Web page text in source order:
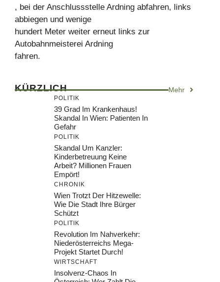
, bei der Anschlussstelle Ardning abfahren, links
abbiegen und wenige
hundert Meter weiter erneut links zur
Autobahnmeisterei Ardning
fahren.
KÜRZLICH Mehr
POLITIK
39 Grad Im Krankenhaus!
Skandal In Wien: Patienten In
Gefahr
POLITIK
Skandal Um Kanzler:
Kinderbetreuung Keine
Arbeit? Millionen Frauen
Empört!
CHRONIK
Wien Trotzt Der Hitzewelle:
Wie Die Stadt Ihre Bürger
Schützt
POLITIK
Revolution Im Nahverkehr:
Niederösterreichs Mega-
Projekt Startet Durch!
WIRTSCHAFT
Insolvenz-Chaos In